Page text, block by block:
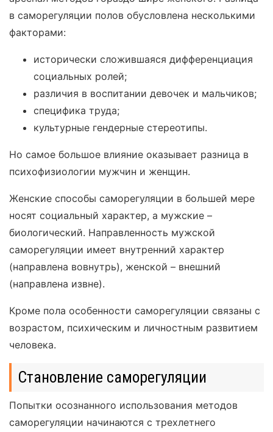
в саморегуляции полов обусловлена несколькими
факторами:
исторически сложившаяся дифференциация
социальных ролей;
различия в воспитании девочек и мальчиков;
специфика труда;
культурные гендерные стереотипы.
Но самое большое влияние оказывает разница в
психофизиологии мужчин и женщин.
Женские способы саморегуляции в большей мере
носят социальный характер, а мужские –
биологический. Направленность мужской
саморегуляции имеет внутренний характер
(направлена вовнутрь), женской – внешний
(направлена извне).
Кроме пола особенности саморегуляции связаны с
возрастом, психическим и личностным развитием
человека.
Становление саморегуляции
Попытки осознанного использования методов
саморегуляции начинаются с трехлетнего